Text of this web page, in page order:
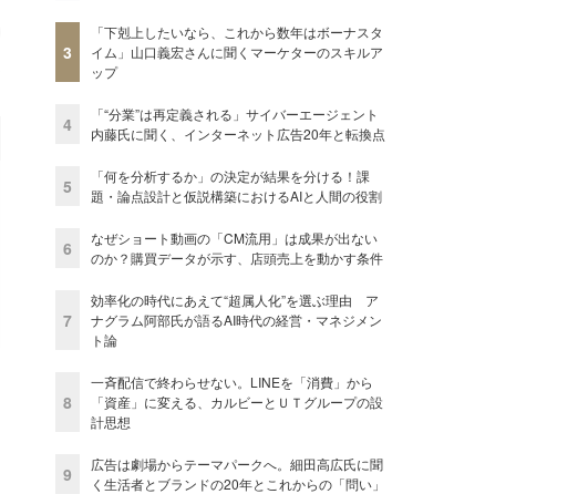
3
「下剋上したいなら、これから数年はボーナスタ
イム」山口義宏さんに聞くマーケターのスキルア
ップ
4
「“分業”は再定義される」サイバーエージェント
内藤氏に聞く、インターネット広告20年と転換点
5
「何を分析するか」の決定が結果を分ける！課
題・論点設計と仮説構築におけるAIと人間の役割
6
なぜショート動画の「CM流用」は成果が出ない
のか？購買データが示す、店頭売上を動かす条件
7
効率化の時代にあえて“超属人化”を選ぶ理由 ア
ナグラム阿部氏が語るAI時代の経営・マネジメン
ト論
8
一斉配信で終わらせない。LINEを「消費」から
「資産」に変える、カルビーとＵＴグループの設
計思想
9
広告は劇場からテーマパークへ。細田高広氏に聞
く生活者とブランドの20年とこれからの「問い」